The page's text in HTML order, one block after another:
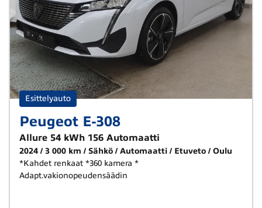
Esittelyauto
Peugeot E-308
Allure 54 kWh 156 Automaatti
2024 3 000 km Sähkö Automaatti Etuveto
Oulu
*Kahdet renkaat *360 kamera *
Adapt.vakionopeudensäädin